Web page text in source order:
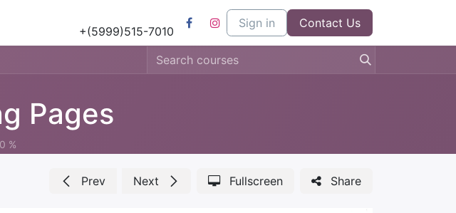
Lesmateriaal Kom bij ons werken Contact us
+(5999)515-7010
Sign in Contact Us
Pages
0 %
Prev Next Fullscreen Share